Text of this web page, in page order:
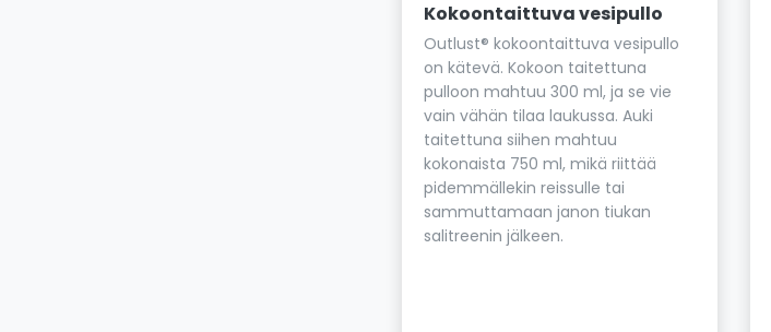
Kokoontaittuva vesipullo
Outlust® kokoontaittuva vesipullo
on kätevä. Kokoon taitettuna
pulloon mahtuu 300 ml, ja se vie
vain vähän tilaa laukussa. Auki
taitettuna siihen mahtuu
kokonaista 750 ml, mikä riittää
pidemmällekin reissulle tai
sammuttamaan janon tiukan
salitreenin jälkeen.